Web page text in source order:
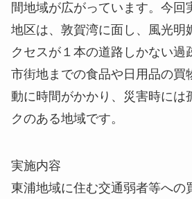
間地域が広がっています。今回
地区は、敦賀湾に面し、風光明
クセスが１本の道路しかない過
市街地までの食品や日用品の買
動に時間がかかり、災害時には
クのある地域です。
実施内容
東浦地域に住む交通弱者等への